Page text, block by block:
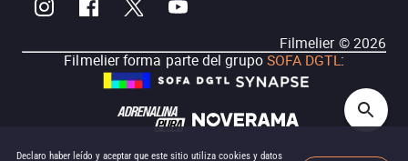
Declaro haber leído y aceptar que este sitio utiliza cookies y datos
Filmelier ©2026
Filmelier forma parte del grupoSOFA DGTL: